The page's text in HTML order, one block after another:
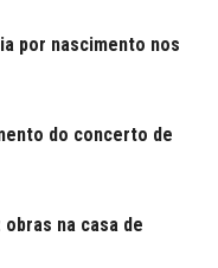
por nascimento nos
do concerto de
na casa de